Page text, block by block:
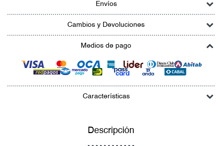
Envíos
Cambios y Devoluciones
Medios de pago
Características
Descripción